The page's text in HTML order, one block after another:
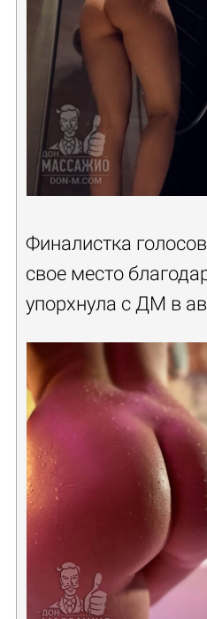
Финалистка
свое место
упорхнула с ДМ в